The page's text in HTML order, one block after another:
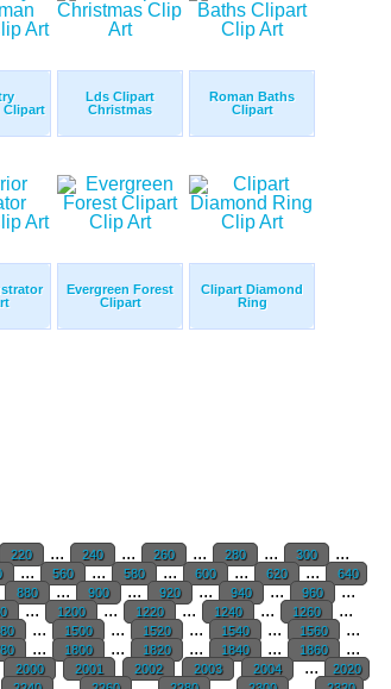
Clipart
Lds Clipart
Christmas
Roman Baths
Clipart
Evergreen Forest
Clipart
Clipart Diamond
Ring
220 ... 240 ... 260 ... 280 ... 300 ...
... 560 ... 580 ... 600 ... 620 ... 640
880 ... 900 ... 920 ... 940 ... 960 ...
... 1200 ... 1220 ... 1240 ... 1260 ...
... 1500 ... 1520 ... 1540 ... 1560 ...
... 1800 ... 1820 ... 1840 ... 1860 ...
2000 2001 2002 2003 2004 ... 2020